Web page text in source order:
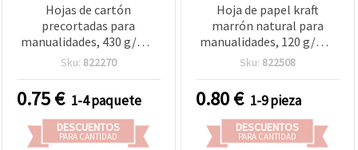
Hojas de cartón
precortadas para
manualidades, 430 g/m²,
10 x 15 cm, 10 uds
Sku: 822270
0.75€ 1-4 paquete
DESCUENTOS
PARA CANTIDAD
Hoja de papel kraft
marrón natural para
manualidades, 120 g/m²,
78 x 108 cm
Sku: 822508
0.80€ 1-9 pieza
DESCUENTOS
PARA CANTIDAD